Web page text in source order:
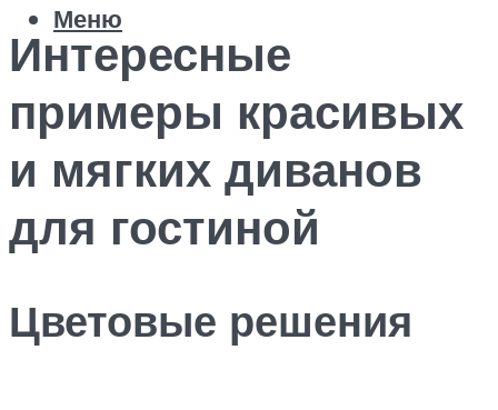
Меню
Интересные
примеры красивых
и мягких диванов
для гостиной
Цветовые решения